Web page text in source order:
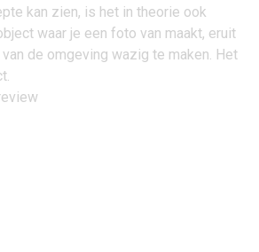
kan zien, is het in theorie ook
waar je een foto van maakt, eruit
de omgeving wazig te maken. Het